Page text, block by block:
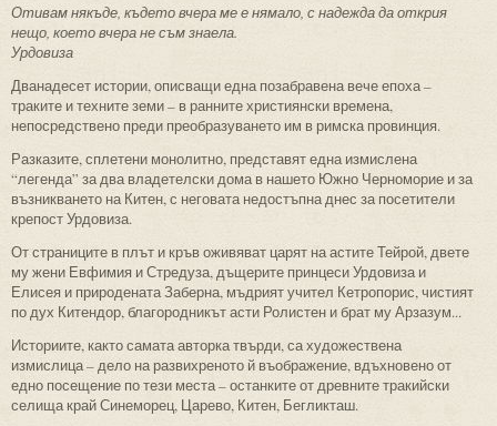
Отивам някъде, където вчера ме е нямало, с надежда да открия
нещо, което вчера не съм знаела.
Урдовиза
Дванадесет истории, описващи една позабравена вече епоха –
траките и техните земи – в ранните християнски времена,
непосредствено преди преобразуването им в римска провинция.
Разказите, сплетени монолитно, представят една измислена
“легенда” за два владетелски дома в нашето Южно Черноморие и за
възникването на Китен, с неговата недостъпна днес за посетители
крепост Урдовиза.
От страниците в плът и кръв оживяват царят на астите Тейрой, двете
му жени Евфимия и Стредуза, дъщерите принцеси Урдовиза и
Елисея и природената Заберна, мъдрият учител Кетропорис, чистият
по дух Китендор, благородникът асти Ролистен и брат му Арзазум...
Историите, както самата авторка твърди, са художествена
измислица – дело на развихреното й въображение, вдъхновено от
едно посещение по тези места – останките от древните тракийски
селища край Синеморец, Царево, Китен, Бегликташ.